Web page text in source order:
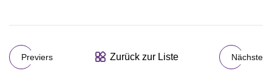
Previers Zurück zur Liste Nächste